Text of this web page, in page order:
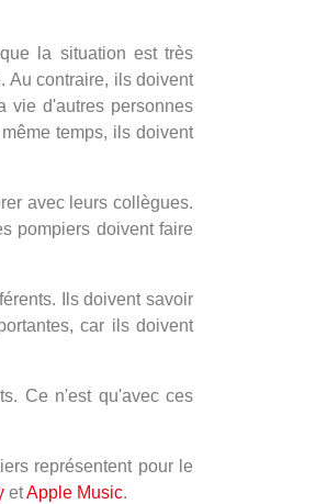
la situation est très
Au contraire, ils doivent
vie d'autres personnes
temps, ils doivent
avec leurs collègues.
pompiers doivent faire
Ils doivent savoir
car ils doivent
Ce n'est qu'avec ces
représentent pour le
etApple Music.